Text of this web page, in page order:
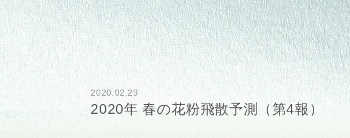
2020年 春の花粉飛散予測（第4報）
2020.02.29